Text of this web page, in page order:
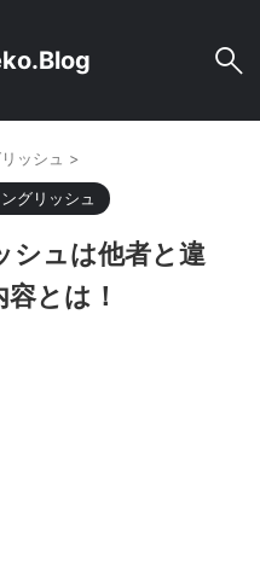
ッシュ >
グリッシュ
シュは他者と違
とは！